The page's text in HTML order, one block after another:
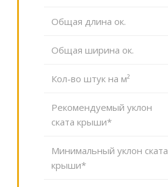
Общая длина ок.
Общая ширина ок.
Кол-во штук на м²
Рекомендуемый уклон
ската крыши*
Минимальный уклон ската
крыши*